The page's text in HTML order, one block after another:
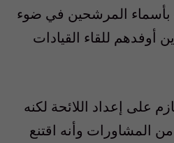
بأسماء المرشحين في ضوء
أوفدهم للقاء القيادات
على إعداد اللائحة لكنه
المشاورات وأنه اقتنع